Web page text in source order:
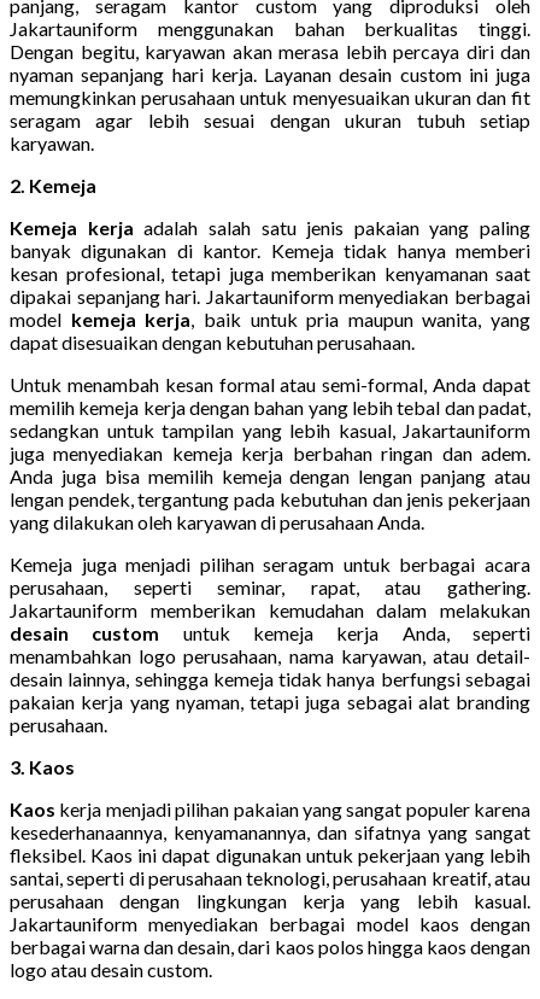
panjang, seragam kantor custom yang diproduksi oleh
Jakartauniform menggunakan bahan berkualitas tinggi.
Dengan begitu, karyawan akan merasa lebih percaya diri dan
nyaman sepanjang hari kerja. Layanan desain custom ini juga
memungkinkan perusahaan untuk menyesuaikan ukuran dan fit
seragam agar lebih sesuai dengan ukuran tubuh setiap
karyawan.
2. Kemeja
Kemeja kerja adalah salah satu jenis pakaian yang paling
banyak digunakan di kantor. Kemeja tidak hanya memberi
kesan profesional, tetapi juga memberikan kenyamanan saat
dipakai sepanjang hari. Jakartauniform menyediakan berbagai
model kemeja kerja, baik untuk pria maupun wanita, yang
dapat disesuaikan dengan kebutuhan perusahaan.
Untuk menambah kesan formal atau semi-formal, Anda dapat
memilih kemeja kerja dengan bahan yang lebih tebal dan padat,
sedangkan untuk tampilan yang lebih kasual, Jakartauniform
juga menyediakan kemeja kerja berbahan ringan dan adem.
Anda juga bisa memilih kemeja dengan lengan panjang atau
lengan pendek, tergantung pada kebutuhan dan jenis pekerjaan
yang dilakukan oleh karyawan di perusahaan Anda.
Kemeja juga menjadi pilihan seragam untuk berbagai acara
perusahaan, seperti seminar, rapat, atau gathering.
Jakartauniform memberikan kemudahan dalam melakukan
desain custom untuk kemeja kerja Anda, seperti
menambahkan logo perusahaan, nama karyawan, atau detail-
desain lainnya, sehingga kemeja tidak hanya berfungsi sebagai
pakaian kerja yang nyaman, tetapi juga sebagai alat branding
perusahaan.
3. Kaos
Kaos kerja menjadi pilihan pakaian yang sangat populer karena
kesederhanaannya, kenyamanannya, dan sifatnya yang sangat
fleksibel. Kaos ini dapat digunakan untuk pekerjaan yang lebih
santai, seperti di perusahaan teknologi, perusahaan kreatif, atau
perusahaan dengan lingkungan kerja yang lebih kasual.
Jakartauniform menyediakan berbagai model kaos dengan
berbagai warna dan desain, dari kaos polos hingga kaos dengan
logo atau desain custom.